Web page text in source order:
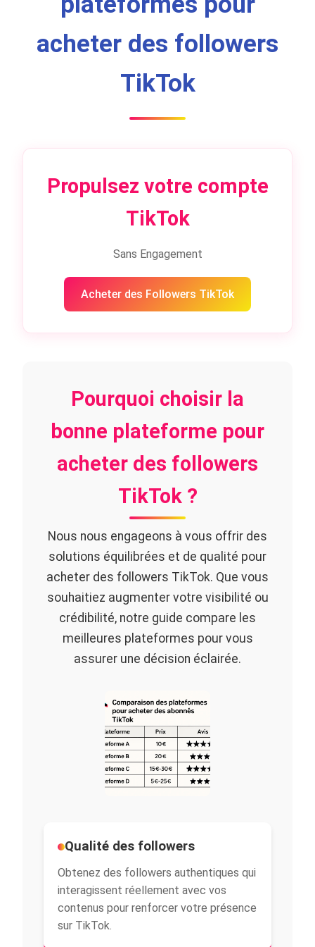
acheter des followers
TikTok
Propulsez votre compte
TikTok
Sans Engagement
Acheter des Followers TikTok
Pourquoi choisir la
bonne plateforme pour
acheter des followers
TikTok ?
Nous nous engageons à vous offrir des
solutions équilibrées et de qualité pour
acheter des followers TikTok. Que vous
souhaitiez augmenter votre visibilité ou
crédibilité, notre guide compare les
meilleures plateformes pour vous
assurer une décision éclairée.
Qualité des followers
Obtenez des followers authentiques qui
interagissent réellement avec vos
contenus pour renforcer votre présence
sur TikTok.